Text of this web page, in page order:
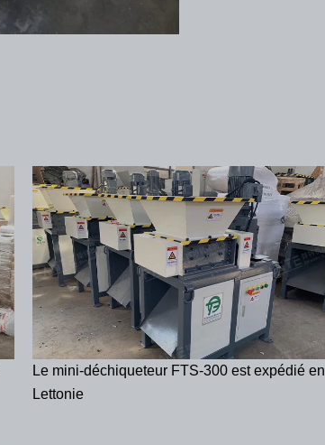
Le mini-déchiqueteur FTS-300 est expédié en
Lettonie